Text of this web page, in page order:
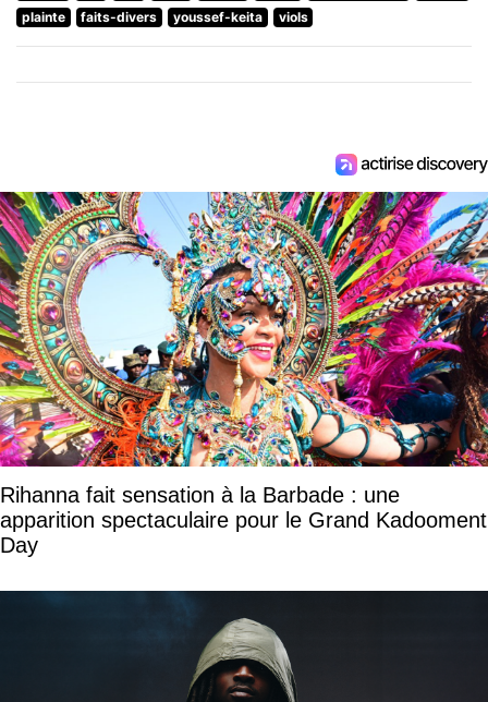
plainte
faits-divers youssef-keita viols
Rihanna fait sensation à la Barbade : une
apparition spectaculaire pour le Grand Kadooment
Day